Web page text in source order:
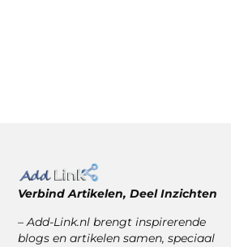
Verbind Artikelen, Deel Inzichten
– Add-Link.nl brengt inspirerende
blogs en artikelen samen, speciaal